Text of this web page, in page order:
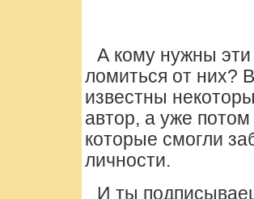
А кому нужны
ломиться от них?
известны
автор, а уже
которые смогли
личности.
И ты